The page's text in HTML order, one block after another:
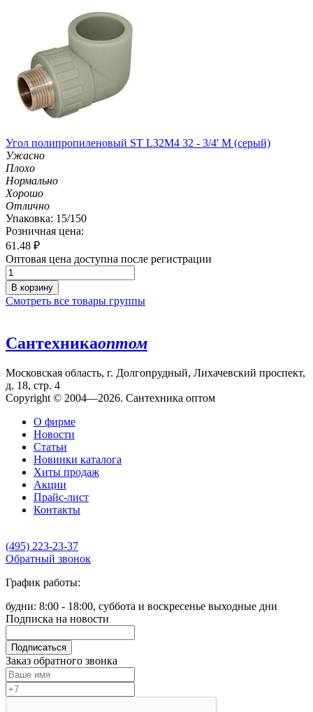
Угол полипропиленовый ST L32M4 32 - 3/4' M (серый)
Ужасно
Плохо
Нормально
Хорошо
Отлично
Упаковка: 15/150
Розничная цена:
61.48 ₽
Оптовая цена доступна после регистрации
В корзину
Смотреть все товары группы
Сантехникаоптом
Московская область, г. Долгопрудный, Лихачевский проспект,
д. 18, стр. 4
Copyright © 2004—2026. Сантехника оптом
О фирме
Новости
Статьи
Новинки каталога
Хиты продаж
Акции
Прайс-лист
Контакты
(495) 223-23-37
Обратный звонок
График работы:
будни: 8:00 - 18:00, суббота и воскресенье выходные дни
Подписка на новости
Подписаться
Заказ обратного звонка